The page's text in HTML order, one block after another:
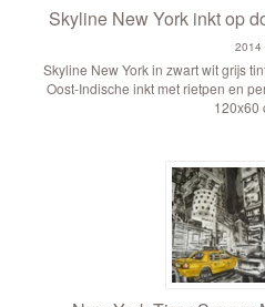
Skyline New York inkt op
2014
Skyline New York in zwart wit grijs
Oost-Indische inkt met rietpen en
120x60